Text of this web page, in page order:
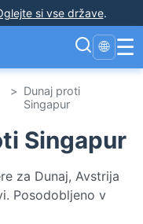
si vse države.
🌐 ☰
> Dunaj proti
Singapur
Singapur
za Dunaj, Avstrija
Posodobljeno v